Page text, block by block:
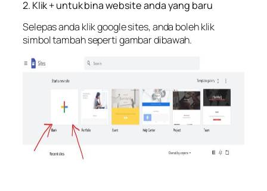
2. Klik + untuk bina website anda yang baru
Selepas anda klik google sites, anda boleh klik
simbol tambah seperti gambar dibawah.